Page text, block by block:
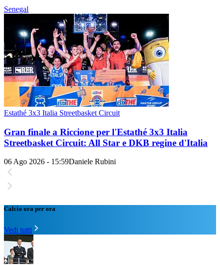
Senegal
Estathé 3x3 Italia Streetbasket Circuit
Gran finale a Riccione per l'Estathé 3x3 Italia
Streetbasket Circuit: All Star e DKB regine d'Italia
06 Ago 2026 - 15:59Daniele Rubini
Calcio ora per ora
Vedi tutti